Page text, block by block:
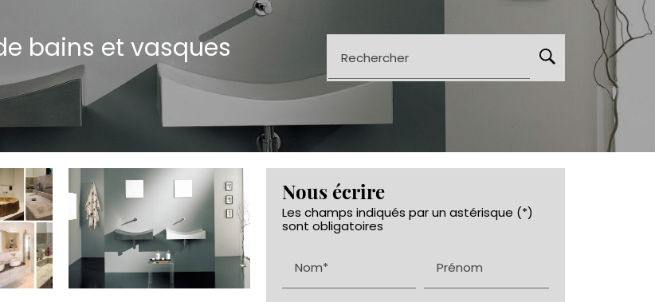
bains et vasques
Rechercher
Nous écrire
Les champs indiqués par un astérisque (*)
sont obligatoires
Nom* Prénom